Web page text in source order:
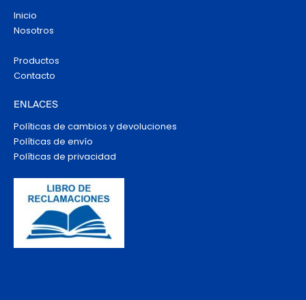
Inicio
Nosotros
Productos
Contacto
ENLACES
Políticas de cambios y devoluciones
Políticas de envío
Políticas de privacidad